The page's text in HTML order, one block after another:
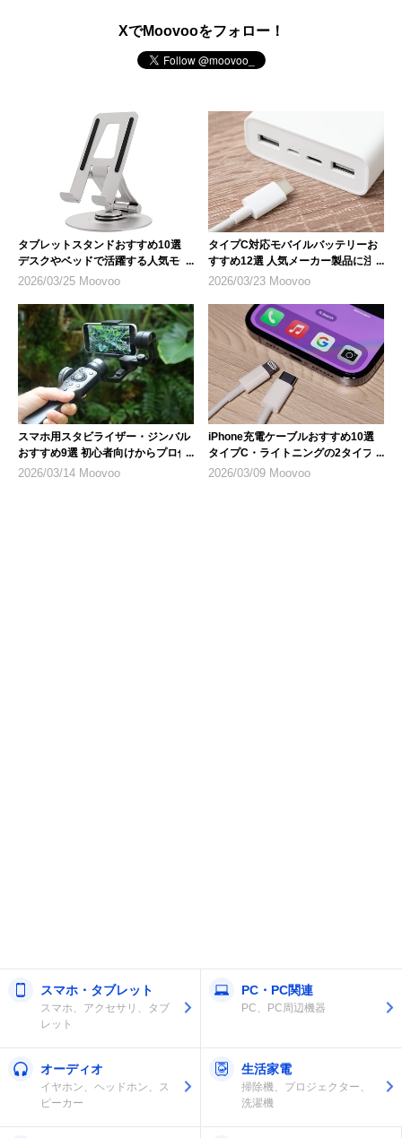
XでMoovooをフォロー！
タブレットスタンドおすすめ10選
デスクやベッドで活躍する人気モデ
ル
2026/03/25 Moovoo
タイプC対応モバイルバッテリーお
すすめ12選 人気メーカー製品に注
目
2026/03/23 Moovoo
スマホ用スタビライザー・ジンバル
おすすめ9選 初心者向けからプロ仕
様まで
2026/03/14 Moovoo
iPhone充電ケーブルおすすめ10選
タイプC・ライトニングの2タイプ
を紹介
2026/03/09 Moovoo
スマホ・タブレット
スマホ、アクセサリ、タブ
レット
PC・PC関連
PC、PC周辺機器
オーディオ
イヤホン、ヘッドホン、ス
ピーカー
生活家電
掃除機、プロジェクター、
洗濯機